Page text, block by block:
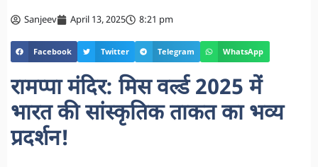
Sanjeev April 13, 2025 8:21 pm
Facebook Twitter Telegram WhatsApp
रामप्पा मंदिर: मिस वर्ल्ड 2025 में
भारत की सांस्कृतिक ताकत का भव्य
प्रदर्शन!